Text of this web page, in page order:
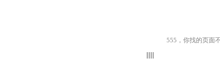
555，你找的页面